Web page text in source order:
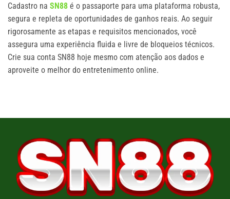
Cadastro na SN88 é o passaporte para uma plataforma robusta,
segura e repleta de oportunidades de ganhos reais. Ao seguir
rigorosamente as etapas e requisitos mencionados, você
assegura uma experiência fluida e livre de bloqueios técnicos.
Crie sua conta SN88 hoje mesmo com atenção aos dados e
aproveite o melhor do entretenimento online.